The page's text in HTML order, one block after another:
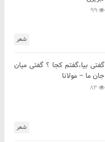
شعر
شعر
گفتی بیا،گفتم کجا ؟ گفتی میان
جان ما – مولانا